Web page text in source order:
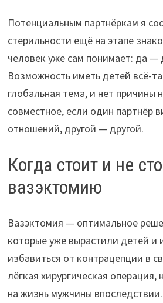
Потенциальным партнёркам я
стерильности ещё на этапе
человек уже сам понимает: да —
Возможность иметь детей всё-
глобальная тема, и нет причины
совместное, если один партнёр
отношений, другой — другой.
Когда стоит и не
вазэктомию
Вазэктомия — оптимальное
которые уже вырастили детей и
избавиться от контрацепции в
лёгкая хирургическая
на жизнь мужчины